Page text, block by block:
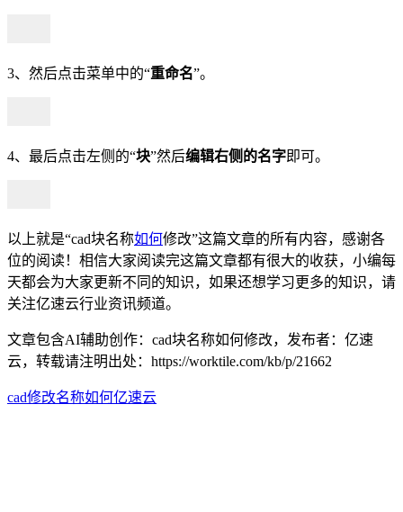
3、然后点击菜单中的“重命名”。
4、最后点击左侧的“块”然后编辑右侧的名字即可。
以上就是“cad块名称如何修改”这篇文章的所有内容，感谢各
位的阅读！相信大家阅读完这篇文章都有很大的收获，小编每
天都会为大家更新不同的知识，如果还想学习更多的知识，请
关注亿速云行业资讯频道。
文章包含AI辅助创作：cad块名称如何修改，发布者：亿速
云，转载请注明出处： https://worktile.com/kb/p/21662
cad修改名称如何亿速云